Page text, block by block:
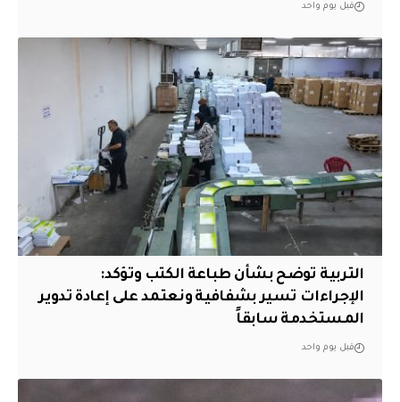
قبل يوم واحد
التربية توضح بشأن طباعة الكتب وتؤكد:
الإجراءات تسير بشفافية ونعتمد على إعادة تدوير
المستخدمة سابقاً
قبل يوم واحد